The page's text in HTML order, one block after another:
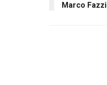
Marco Fazzi